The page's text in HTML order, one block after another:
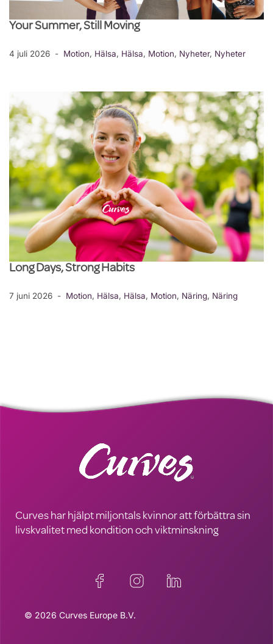
Your Summer, Still Moving
4 juli 2026 Motion, Hälsa, Hälsa, Motion, Nyheter, Nyheter
Long Days, Strong Habits
7 juni 2026 Motion, Hälsa, Hälsa, Motion, Näring, Näring
Curves har hjälpt miljontals kvinnor att förbättra sin
livskvalitet med kondition och viktminskning
© 2026 Curves Europe B.V.